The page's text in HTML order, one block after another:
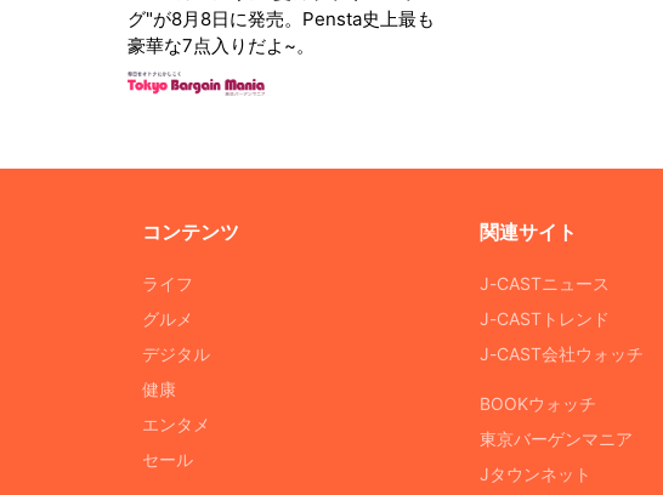
グ"が8月8日に発売。Pensta史上最も
豪華な7点入りだよ~。
コンテンツ
ライフ
グルメ
デジタル
健康
エンタメ
セール
関連サイト
J-CASTニュース
J-CASTトレンド
J-CAST会社ウォッチ
BOOKウォッチ
東京バーゲンマニア
Jタウンネット